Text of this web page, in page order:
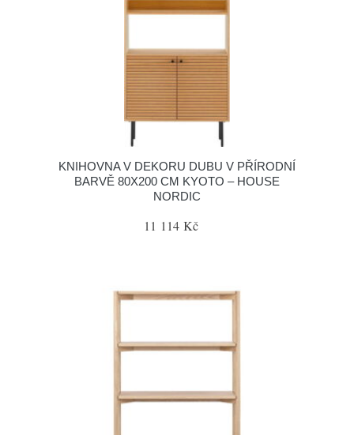
KNIHOVNA V DEKORU DUBU V PŘÍRODNÍ
BARVĚ 80X200 CM KYOTO – HOUSE
NORDIC
11 114 Kč